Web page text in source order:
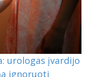
urologas įvardijo
ignoruoti